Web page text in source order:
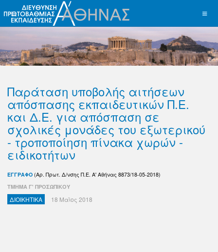
Παράταση υποβολής αιτήσεων
απόσπασης εκπαιδευτικών Π.Ε.
και Δ.Ε. για απόσπαση σε
σχολικές μονάδες του εξωτερικού
- τροποποίηση πίνακα χωρών -
ειδικοτήτων
ΕΓΓΡΑΦΟ (Αρ. Πρωτ. Δ/νσης Π.Ε. Α' Αθήνας 8873/18-05-2018)
ΤΜΗΜΑ Γ' ΠΡΟΣΩΠΙΚΟΥ
ΔΙΟΙΚΗΤΙΚΑ 18 Μαϊος 2018